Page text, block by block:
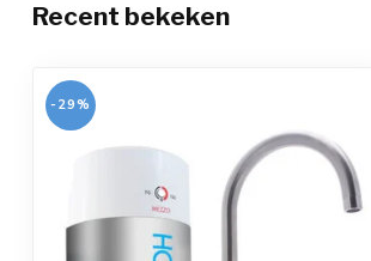
Recent bekeken
-29%